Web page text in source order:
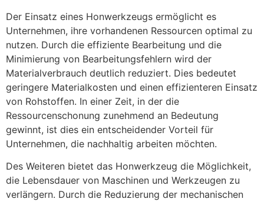
Der Einsatz eines Honwerkzeugs ermöglicht es
Unternehmen, ihre vorhandenen Ressourcen optimal zu
nutzen. Durch die effiziente Bearbeitung und die
Minimierung von Bearbeitungsfehlern wird der
Materialverbrauch deutlich reduziert. Dies bedeutet
geringere Materialkosten und einen effizienteren Einsatz
von Rohstoffen. In einer Zeit, in der die
Ressourcenschonung zunehmend an Bedeutung
gewinnt, ist dies ein entscheidender Vorteil für
Unternehmen, die nachhaltig arbeiten möchten.
Des Weiteren bietet das Honwerkzeug die Möglichkeit,
die Lebensdauer von Maschinen und Werkzeugen zu
verlängern. Durch die Reduzierung der mechanischen